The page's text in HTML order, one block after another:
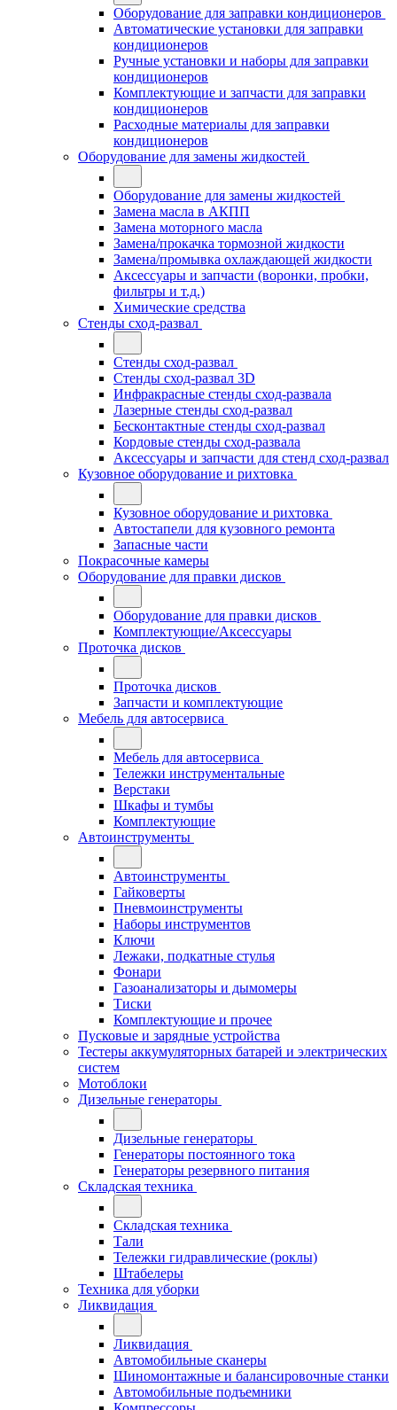
Оборудование для заправки кондиционеров
Автоматические установки для заправки
кондиционеров
Ручные установки и наборы для заправки
кондиционеров
Комплектующие и запчасти для заправки
кондиционеров
Расходные материалы для заправки
кондиционеров
Оборудование для замены жидкостей
Оборудование для замены жидкостей
Замена масла в АКПП
Замена моторного масла
Замена/прокачка тормозной жидкости
Замена/промывка охлаждающей жидкости
Аксессуары и запчасти (воронки, пробки,
фильтры и т.д.)
Химические средства
Стенды сход-развал
Стенды сход-развал
Стенды сход-развал 3D
Инфракрасные стенды сход-развала
Лазерные стенды сход-развал
Бесконтактные стенды сход-развал
Кордовые стенды сход-развала
Аксессуары и запчасти для стенд сход-развал
Кузовное оборудование и рихтовка
Кузовное оборудование и рихтовка
Автостапели для кузовного ремонта
Запасные части
Покрасочные камеры
Оборудование для правки дисков
Оборудование для правки дисков
Комплектующие/Аксессуары
Проточка дисков
Проточка дисков
Запчасти и комплектующие
Мебель для автосервиса
Мебель для автосервиса
Тележки инструментальные
Верстаки
Шкафы и тумбы
Комплектующие
Автоинструменты
Автоинструменты
Гайковерты
Пневмоинструменты
Наборы инструментов
Ключи
Лежаки, подкатные стулья
Фонари
Газоанализаторы и дымомеры
Тиски
Комплектующие и прочее
Пусковые и зарядные устройства
Тестеры аккумуляторных батарей и электрических
систем
Мотоблоки
Дизельные генераторы
Дизельные генераторы
Генераторы постоянного тока
Генераторы резервного питания
Складская техника
Складская техника
Тали
Тележки гидравлические (роклы)
Штабелеры
Техника для уборки
Ликвидация
Ликвидация
Автомобильные сканеры
Шиномонтажные и балансировочные станки
Автомобильные подъемники